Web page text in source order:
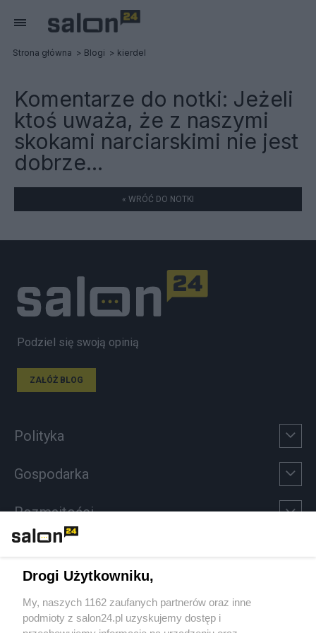
Strona główna Blogi kierdel
Komentarze do notki: Jeżeli
ktoś uważa, że z naszymi
skokami narciarskimi nie jest
dobrze...
« WRÓĆ DO NOTKI
Podziel się swoją opinią
ZAŁÓŻ BLOG
Polityka
Gospodarka
Rozmaitości
Sport
Społeczeństwo
Drogi Użytkowniku,
My, naszych 1162 zaufanych partnerów oraz inne
podmioty z salon24.pl uzyskujemy dostęp i